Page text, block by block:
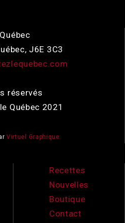
J6E 3C3
réservés
Québec 2021
Virtuel Graphique
Recettes
Nouvelles
Boutique
Contact